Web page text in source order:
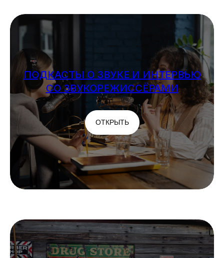
ПОДКАСТЫ О ЗВУКЕ И ИНТЕРВЬЮ
СО ЗВУКОРЕЖИССЁРАМИ
ОТКРЫТЬ